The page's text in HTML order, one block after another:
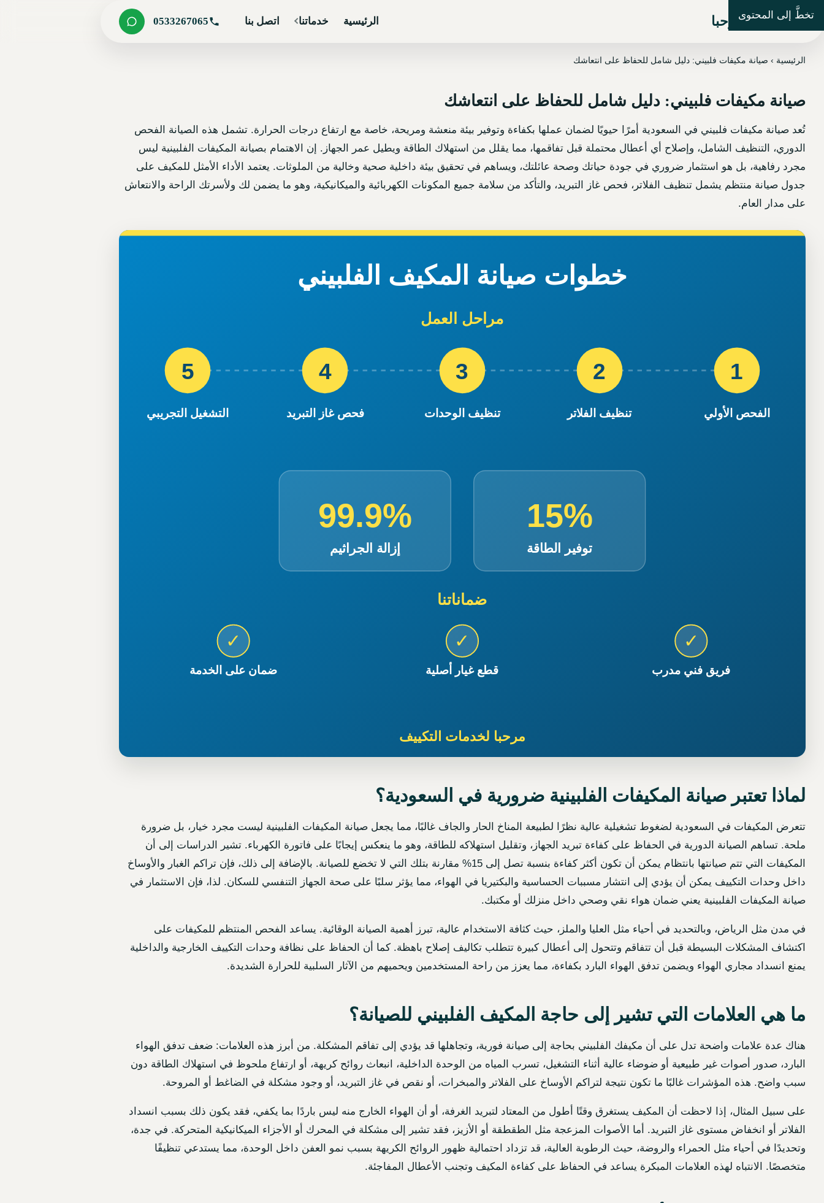
تخطَّ إلى المحتوى
شركة مرحبا الرئيسية خدماتنا اتصل بنا 0533267065
الرئيسية › صيانة مكيفات فلبيني: دليل شامل للحفاظ على انتعاشك
صيانة مكيفات فلبيني: دليل شامل للحفاظ على انتعاشك
تُعد صيانة مكيفات فلبيني في السعودية أمرًا حيويًا لضمان عملها بكفاءة وتوفير بيئة منعشة ومريحة، خاصة مع ارتفاع درجات الحرارة. تشمل هذه الصيانة الفحص
الدوري، التنظيف الشامل، وإصلاح أي أعطال محتملة قبل تفاقمها، مما يقلل من استهلاك الطاقة ويطيل عمر الجهاز. إن الاهتمام بصيانة المكيفات الفلبينية ليس
مجرد رفاهية، بل هو استثمار ضروري في جودة حياتك وصحة عائلتك، ويساهم في تحقيق بيئة داخلية صحية وخالية من الملوثات. يعتمد الأداء الأمثل للمكيف على
جدول صيانة منتظم يشمل تنظيف الفلاتر، فحص غاز التبريد، والتأكد من سلامة جميع المكونات الكهربائية والميكانيكية، وهو ما يضمن لك ولأسرتك الراحة والانتعاش
على مدار العام.
لماذا تعتبر صيانة المكيفات الفلبينية ضرورية في السعودية؟
تتعرض المكيفات في السعودية لضغوط تشغيلية عالية نظرًا لطبيعة المناخ الحار والجاف غالبًا، مما يجعل صيانة المكيفات الفلبينية ليست مجرد خيار، بل ضرورة
ملحة. تساهم الصيانة الدورية في الحفاظ على كفاءة تبريد الجهاز، وتقليل استهلاكه للطاقة، وهو ما ينعكس إيجابًا على فاتورة الكهرباء. تشير الدراسات إلى أن
المكيفات التي تتم صيانتها بانتظام يمكن أن تكون أكثر كفاءة بنسبة تصل إلى 15% مقارنة بتلك التي لا تخضع للصيانة. بالإضافة إلى ذلك، فإن تراكم الغبار والأوساخ
داخل وحدات التكييف يمكن أن يؤدي إلى انتشار مسببات الحساسية والبكتيريا في الهواء، مما يؤثر سلبًا على صحة الجهاز التنفسي للسكان. لذا، فإن الاستثمار في
صيانة المكيفات الفلبينية يعني ضمان هواء نقي وصحي داخل منزلك أو مكتبك.
في مدن مثل الرياض، وبالتحديد في أحياء مثل العليا والملز، حيث كثافة الاستخدام عالية، تبرز أهمية الصيانة الوقائية. يساعد الفحص المنتظم للمكيفات على
اكتشاف المشكلات البسيطة قبل أن تتفاقم وتتحول إلى أعطال كبيرة تتطلب تكاليف إصلاح باهظة. كما أن الحفاظ على نظافة وحدات التكييف الخارجية والداخلية
يمنع انسداد مجاري الهواء ويضمن تدفق الهواء البارد بكفاءة، مما يعزز من راحة المستخدمين ويحميهم من الآثار السلبية للحرارة الشديدة.
ما هي العلامات التي تشير إلى حاجة المكيف الفلبيني للصيانة؟
هناك عدة علامات واضحة تدل على أن مكيفك الفلبيني بحاجة إلى صيانة فورية، وتجاهلها قد يؤدي إلى تفاقم المشكلة. من أبرز هذه العلامات: ضعف تدفق الهواء
البارد، صدور أصوات غير طبيعية أو ضوضاء عالية أثناء التشغيل، تسرب المياه من الوحدة الداخلية، انبعاث روائح كريهة، أو ارتفاع ملحوظ في استهلاك الطاقة دون
سبب واضح. هذه المؤشرات غالبًا ما تكون نتيجة لتراكم الأوساخ على الفلاتر والمبخرات، أو نقص في غاز التبريد، أو وجود مشكلة في الضاغط أو المروحة.
على سبيل المثال، إذا لاحظت أن المكيف يستغرق وقتًا أطول من المعتاد لتبريد الغرفة، أو أن الهواء الخارج منه ليس باردًا بما يكفي، فقد يكون ذلك بسبب انسداد
الفلاتر أو انخفاض مستوى غاز التبريد. أما الأصوات المزعجة مثل الطقطقة أو الأزيز، فقد تشير إلى مشكلة في المحرك أو الأجزاء الميكانيكية المتحركة. في جدة،
وتحديدًا في أحياء مثل الحمراء والروضة، حيث الرطوبة العالية، قد تزداد احتمالية ظهور الروائح الكريهة بسبب نمو العفن داخل الوحدة، مما يستدعي تنظيفًا
متخصصًا. الانتباه لهذه العلامات المبكرة يساعد في الحفاظ على كفاءة المكيف وتجنب الأعطال المفاجئة.